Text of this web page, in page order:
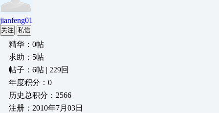
jianfeng01
关注 私信
精华：0帖
求助：5帖
帖子：6帖 | 229回
年度积分：0
历史总积分：2566
注册：2010年7月03日